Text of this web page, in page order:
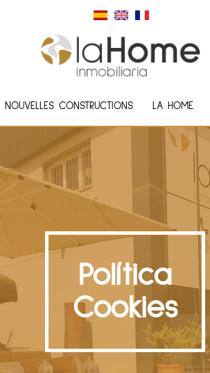
NOUVELLES CONSTRUCTIONS LA HOME
Política
Cookies